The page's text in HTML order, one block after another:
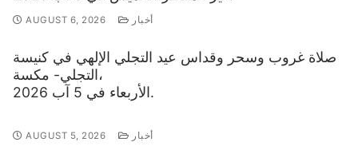
AUGUST 6, 2026 أخبار
صلاة غروب وسحر وقداس عيد التجلي الإلهي في كنيسة
التجلي- مكسة،
الأربعاء في 5 آب 2026.
AUGUST 5, 2026 أخبار